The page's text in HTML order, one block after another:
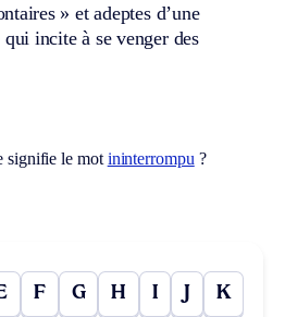
» et adeptes d’une
incite à se venger des
signifie le mot ininterrompu ?
F G H I J K